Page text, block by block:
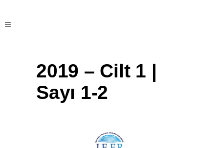
2019 – Cilt 1 |
Sayı 1-2